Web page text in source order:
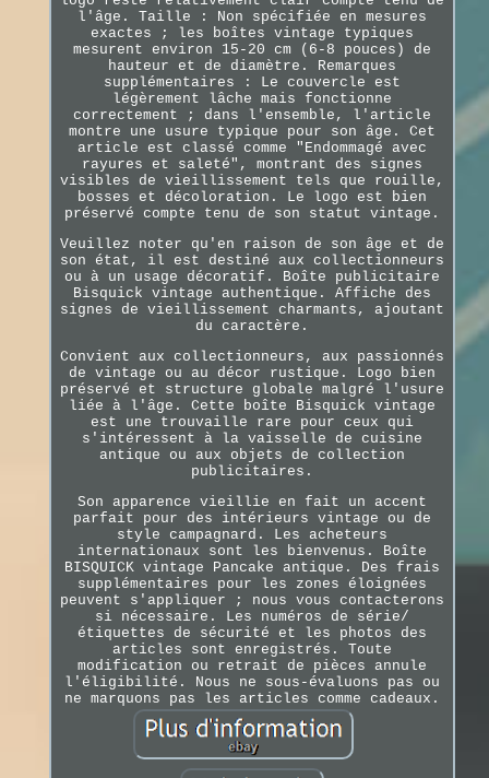
l'âge. Taille : Non spécifiée en mesures
exactes ; les boîtes vintage typiques
mesurent environ 15-20 cm (6-8 pouces) de
hauteur et de diamètre. Remarques
supplémentaires : Le couvercle est
légèrement lâche mais fonctionne
correctement ; dans l'ensemble, l'article
montre une usure typique pour son âge. Cet
article est classé comme "Endommagé avec
rayures et saleté", montrant des signes
visibles de vieillissement tels que rouille,
bosses et décoloration. Le logo est bien
préservé compte tenu de son statut vintage.
Veuillez noter qu'en raison de son âge et de
son état, il est destiné aux collectionneurs
ou à un usage décoratif. Boîte publicitaire
Bisquick vintage authentique. Affiche des
signes de vieillissement charmants, ajoutant
du caractère.
Convient aux collectionneurs, aux passionnés
de vintage ou au décor rustique. Logo bien
préservé et structure globale malgré l'usure
liée à l'âge. Cette boîte Bisquick vintage
est une trouvaille rare pour ceux qui
s'intéressent à la vaisselle de cuisine
antique ou aux objets de collection
publicitaires.
Son apparence vieillie en fait un accent
parfait pour des intérieurs vintage ou de
style campagnard. Les acheteurs
internationaux sont les bienvenus. Boîte
BISQUICK vintage Pancake antique. Des frais
supplémentaires pour les zones éloignées
peuvent s'appliquer ; nous vous contacterons
si nécessaire. Les numéros de série/
étiquettes de sécurité et les photos des
articles sont enregistrés. Toute
modification ou retrait de pièces annule
l'éligibilité. Nous ne sous-évaluons pas ou
ne marquons pas les articles comme cadeaux.